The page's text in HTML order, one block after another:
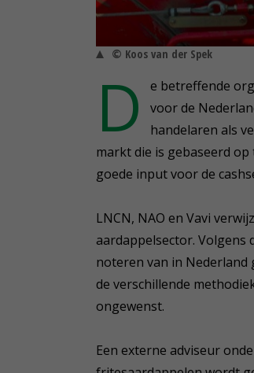
© Koos van der Spek
D
e betreffende
voor de
handelaren als
markt die is gebaseerd
goede input voor de
LNCN, NAO en Vavi
aardappelsector.
noteren van in Nederland
de verschillende
ongewenst.
Een externe adviseur